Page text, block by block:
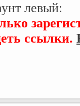
левый:
ссылки.